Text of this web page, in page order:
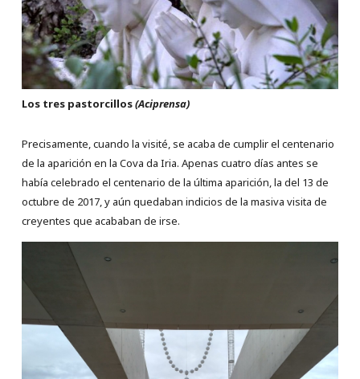
Los tres pastorcillos(Aciprensa)
Precisamente, cuando la visité, se acaba de cumplir el centenario
de la aparición en la Cova da Iria. Apenas cuatro días antes se
había celebrado el centenario de la última aparición, la del 13 de
octubre de 2017, y aún quedaban indicios de la masiva visita de
creyentes que acababan de irse.